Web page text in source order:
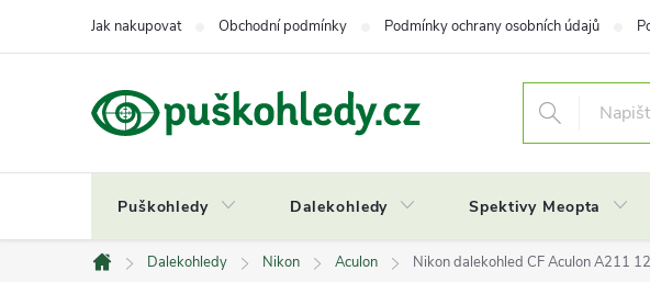
Jak nakupovat Obchodní podmínky Podmínky ochrany osobních údajů
Puškohledy Dalekohledy Spektivy Meopta
Domů
Dalekohledy Nikon Aculon Nikon dalekohled CF Aculon A211